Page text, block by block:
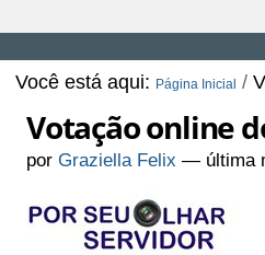
Você está aqui: Página Inicial /
Votação online
porGraziella Felix — última